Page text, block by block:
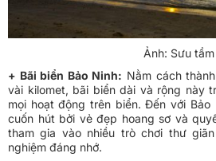
Ảnh: Sưu tầm
+ Bãi biển Bảo Ninh: Nằm cách
vài kilomet, bãi biển dài và rộng này
mọi hoạt động trên biển. Đến với
cuốn hút bởi vẻ đẹp hoang sơ và
tham gia vào nhiều trò chơi thư
nghiệm đáng nhớ.